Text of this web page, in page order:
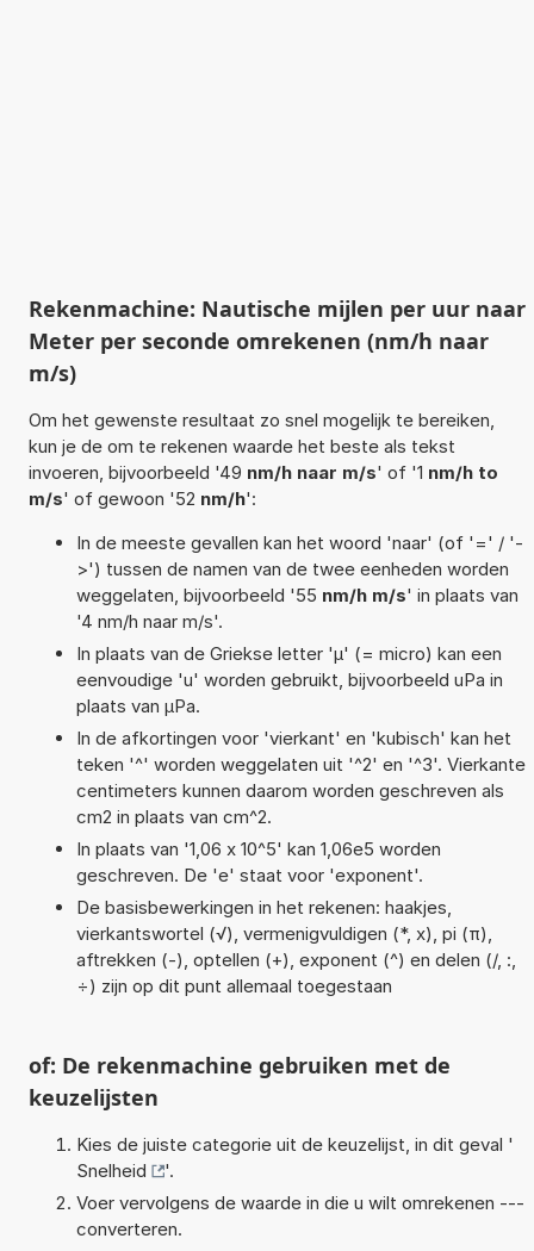
Rekenmachine: Nautische mijlen per uur naar
Meter per seconde omrekenen (nm/h naar
m/s)
Om het gewenste resultaat zo snel mogelijk te bereiken,
kun je de om te rekenen waarde het beste als tekst
invoeren, bijvoorbeeld '49 nm/h naar m/s' of '1 nm/h to
m/s' of gewoon '52 nm/h':
In de meeste gevallen kan het woord 'naar' (of '=' / '-
>') tussen de namen van de twee eenheden worden
weggelaten, bijvoorbeeld '55 nm/h m/s' in plaats van
'4 nm/h naar m/s'.
In plaats van de Griekse letter 'µ' (= micro) kan een
eenvoudige 'u' worden gebruikt, bijvoorbeeld uPa in
plaats van µPa.
In de afkortingen voor 'vierkant' en 'kubisch' kan het
teken '^' worden weggelaten uit '^2' en '^3'. Vierkante
centimeters kunnen daarom worden geschreven als
cm2 in plaats van cm^2.
In plaats van '1,06 x 10^5' kan 1,06e5 worden
geschreven. De 'e' staat voor 'exponent'.
De basisbewerkingen in het rekenen: haakjes,
vierkantswortel (√), vermenigvuldigen (*, x), pi (π),
aftrekken (-), optellen (+), exponent (^) en delen (/, :,
÷) zijn op dit punt allemaal toegestaan
of: De rekenmachine gebruiken met de
keuzelijsten
Kies de juiste categorie uit de keuzelijst, in dit geval '
Snelheid
'.
Voer vervolgens de waarde in die u wilt omrekenen ---
converteren.